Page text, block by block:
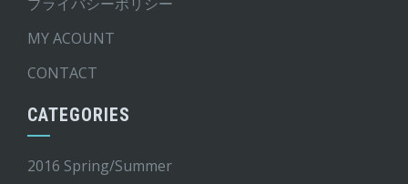
MY ACOUNT
CONTACT
CATEGORIES
2016 Spring/Summer